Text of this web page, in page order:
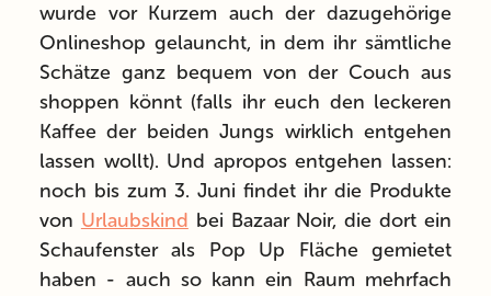
wurde vor Kurzem auch der dazugehörige
Onlineshop gelauncht, in dem ihr sämtliche
Schätze ganz bequem von der Couch aus
shoppen könnt (falls ihr euch den leckeren
Kaffee der beiden Jungs wirklich entgehen
lassen wollt). Und apropos entgehen lassen:
noch bis zum 3. Juni findet ihr die Produkte
von Urlaubskind bei Bazaar Noir, die dort ein
Schaufenster als Pop Up Fläche gemietet
haben - auch so kann ein Raum mehrfach